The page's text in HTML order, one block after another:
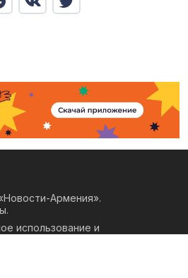
Армения».
использование и